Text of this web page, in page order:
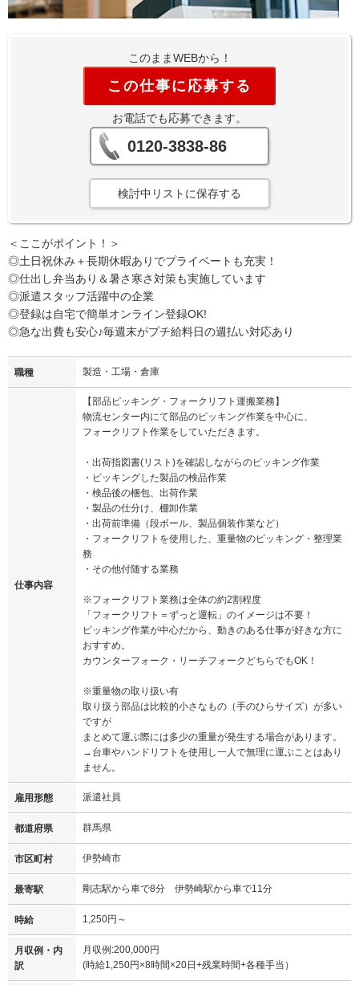
このままWEBから！
この仕事に応募する
お電話でも応募できます。
0120-3838-86
検討中リストに保存する
＜ここがポイント！＞
◎土日祝休み＋長期休暇ありでプライベートも充実！
◎仕出し弁当あり＆暑さ寒さ対策も実施しています
◎派遣スタッフ活躍中の企業
◎登録は自宅で簡単オンライン登録OK!
◎急な出費も安心♪毎週末がプチ給料日の週払い対応あり
職種 製造・工場・倉庫
仕事内容
【部品ピッキング・フォークリフト運搬業務】
物流センター内にて部品のピッキング作業を中心に、
フォークリフト作業をしていただきます。
・出荷指図書(リスト)を確認しながらのピッキング作業
・ピッキングした製品の検品作業
・検品後の梱包、出荷作業
・製品の仕分け、棚卸作業
・出荷前準備（段ボール、製品個装作業など）
・フォークリフトを使用した、重量物のピッキング・整理業
務
・その他付随する業務
※フォークリフト業務は全体の約2割程度
「フォークリフト＝ずっと運転」のイメージは不要！
ピッキング作業が中心だから、動きのある仕事が好きな方に
おすすめ。
カウンターフォーク・リーチフォークどちらでもOK！
※重量物の取り扱い有
取り扱う部品は比較的小さなもの（手のひらサイズ）が多い
ですが
まとめて運ぶ際には多少の重量が発生する場合があります。
→台車やハンドリフトを使用し一人で無理に運ぶことはあり
ません。
雇用形態 派遣社員
都道府県 群馬県
市区町村 伊勢崎市
最寄駅 剛志駅から車で8分 伊勢崎駅から車で11分
時給 1,250円～
月収例・内
訳
月収例:200,000円
(時給1,250円×8時間×20日+残業時間+各種手当）